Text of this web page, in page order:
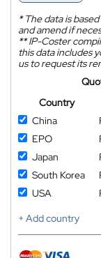
*The data is
and amend if
**IP-Coster
this data includes
us to request its
Country
China
EPO
Japan
South Korea
USA
+ Add country